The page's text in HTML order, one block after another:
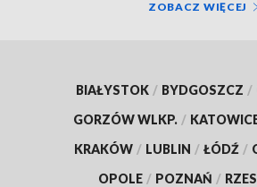
ZOBACZ WIĘCEJ
BIAŁYSTOK / BYDGOSZCZ /
GORZÓW WLKP. /
KRAKÓW / LUBLIN / ŁÓDŹ /
OPOLE / POZNAŃ /